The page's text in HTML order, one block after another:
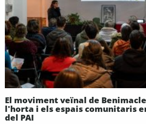
El moviment veïnal de
l'horta i els espais comunitaris
del PAI